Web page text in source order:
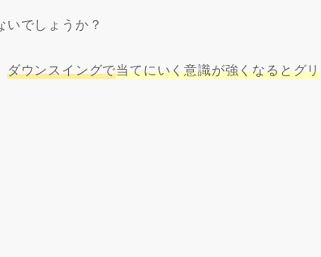
でしょうか？
ダウンスイングで当てにいく意識が強くなるとグリ